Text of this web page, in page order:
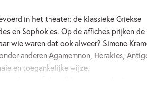
in het theater: de klassieke Griekse
en Sophokles. Op de affiches prijken de
wie waren dat ook alweer? Simone
anderen Agamemnon, Herakles,
en toegankelijke wijze.